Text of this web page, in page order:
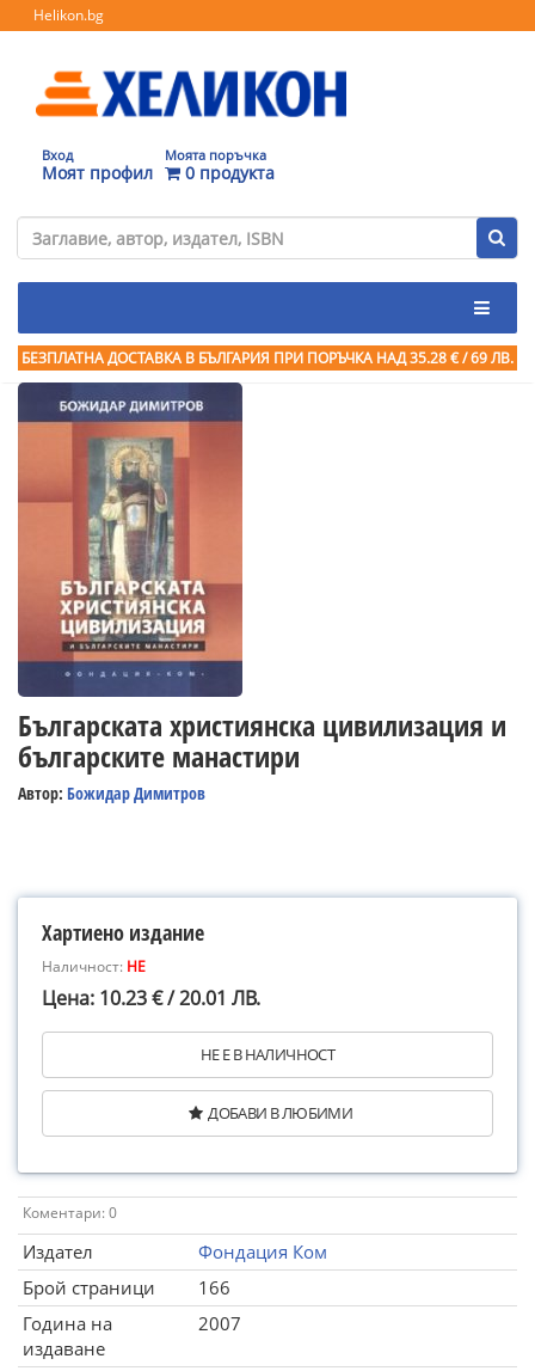
Helikon.bg
Вход
Моят профил
Моята поръчка
0 продукта
БЕЗПЛАТНА ДОСТАВКА В БЪЛГАРИЯ ПРИ ПОРЪЧКА НАД 35.28 € / 69 ЛВ.
Българската християнска цивилизация и
българските манастири
Автор: Божидар Димитров
Хартиено издание
Наличност: НЕ
Цена: 10.23 € / 20.01 ЛВ.
НЕ Е В НАЛИЧНОСТ
ДОБАВИ В ЛЮБИМИ
Коментари: 0
Издател
Фондация Ком
Брой страници
166
Година на
издаване
2007